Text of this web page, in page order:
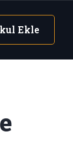
Ekle